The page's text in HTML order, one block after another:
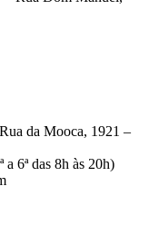
da Mooca, 1921 –
6ª das 8h às 20h)